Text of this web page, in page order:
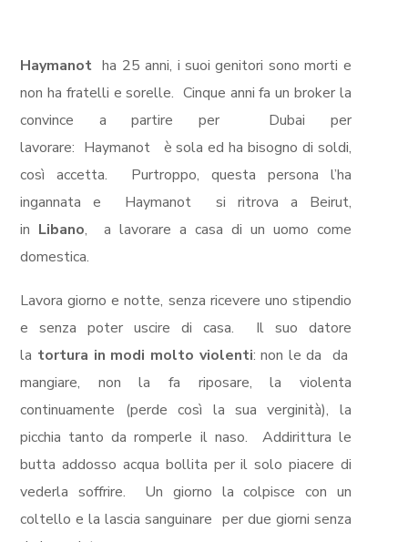
Haymanot ha 25 anni, i suoi genitori sono morti e
non ha fratelli e sorelle. Cinque anni fa un broker la
convince a partire per Dubai per
lavorare: Haymanot
è sola ed ha bisogno di soldi,
così accetta.
Purtroppo, questa persona l’ha
ingannata e Haymanot si ritrova a Beirut,
in Libano, a lavorarea casa di un uomo come
domestica.
Lavora giorno e notte, senza ricevere uno stipendio
e senza poter uscire di casa. Il suo datore
la tortura in modi molto violenti: non le da da
mangiare, non la fa riposare, la violenta
continuamente (perde così la sua verginità), la
picchia tanto da romperle il naso. Addirittura le
butta addosso acqua bollita per il solo piacere di
vederla soffrire. Un giorno la colpisce con un
coltello e la lascia sanguinare per due giorni senza